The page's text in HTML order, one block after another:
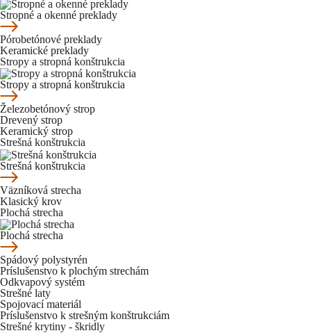
Stropné a okenné preklady
Pórobetónové preklady
Keramické preklady
Stropy a stropná konštrukcia
Stropy a stropná konštrukcia
Železobetónový strop
Drevený strop
Keramický strop
Strešná konštrukcia
Strešná konštrukcia
Väzníková strecha
Klasický krov
Plochá strecha
Plochá strecha
Spádový polystyrén
Príslušenstvo k plochým strechám
Odkvapový systém
Strešné laty
Spojovací materiál
Príslušenstvo k strešným konštrukciám
Strešné krytiny - škridly